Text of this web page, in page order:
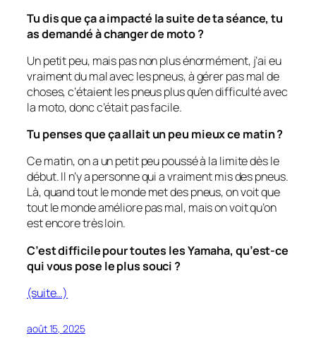
Tu dis que ça a impacté la suite de ta séance, tu
as demandé à changer de moto ?
Un petit peu, mais pas non plus énormément, j’ai eu
vraiment du mal avec les pneus, à gérer pas mal de
choses, c’étaient les pneus plus qu’en difficulté avec
la moto, donc c’était pas facile.
Tu penses que ça allait un peu mieux ce matin ?
Ce matin, on a un petit peu poussé à la limite dès le
début. Il n’y a personne qui a vraiment mis des pneus.
Là, quand tout le monde met des pneus, on voit que
tout le monde améliore pas mal, mais on voit qu’on
est encore très loin.
C’est difficile pour toutes les Yamaha, qu’est-ce
qui vous pose le plus souci ?
(suite…)
août 15, 2025